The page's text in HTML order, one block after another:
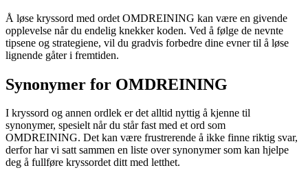
Å løse kryssord med ordet OMDREINING kan være en givende
opplevelse når du endelig knekker koden. Ved å følge de nevnte
tipsene og strategiene, vil du gradvis forbedre dine evner til å løse
lignende gåter i fremtiden.
Synonymer for OMDREINING
I kryssord og annen ordlek er det alltid nyttig å kjenne til
synonymer, spesielt når du står fast med et ord som
OMDREINING. Det kan være frustrerende å ikke finne riktig svar,
derfor har vi satt sammen en liste over synonymer som kan hjelpe
deg å fullføre kryssordet ditt med letthet.